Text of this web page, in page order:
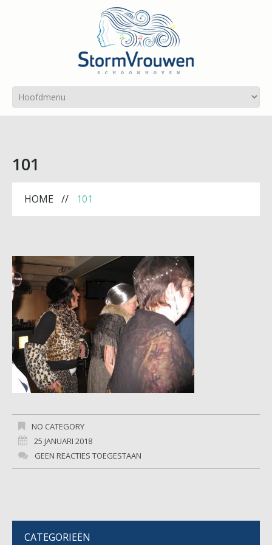
101
HOME 101
NO CATEGORY
25 JANUARI 2018
GEEN REACTIES TOEGESTAAN
CATEGORIEËN